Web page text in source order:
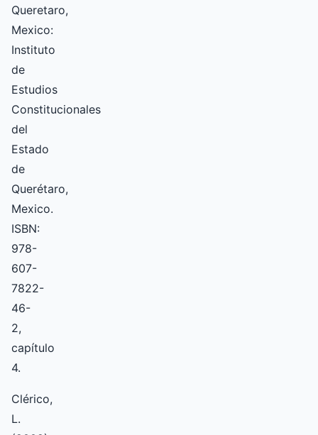
Queretaro,
Mexico:
Instituto
de
Estudios
Constitucionales
del
Estado
de
Querétaro,
Mexico.
ISBN:
978-
607-
7822-
46-
2,
capítulo
4.
Clérico,
L.